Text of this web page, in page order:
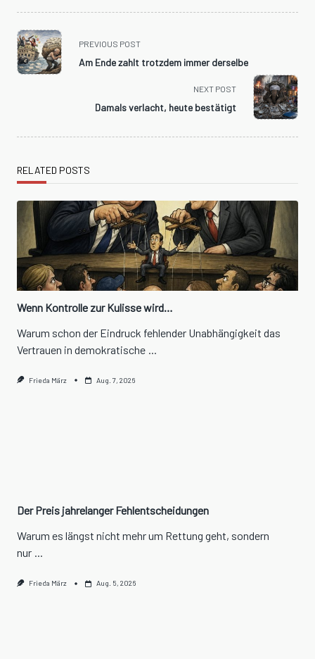
<span
class="nav-
subtitle
PREVIOUS POST
Am Ende zahlt trotzdem immer derselbe
NEXT POST
Damals verlacht, heute bestätigt
RELATED POSTS
Wenn Kontrolle zur Kulisse wird…
Warum schon der Eindruck fehlender Unabhängigkeit das
Vertrauen in demokratische ...
Frieda März Aug. 7, 2026
Der Preis jahrelanger Fehlentscheidungen
Warum es längst nicht mehr um Rettung geht, sondern
nur ...
Frieda März Aug. 5, 2026